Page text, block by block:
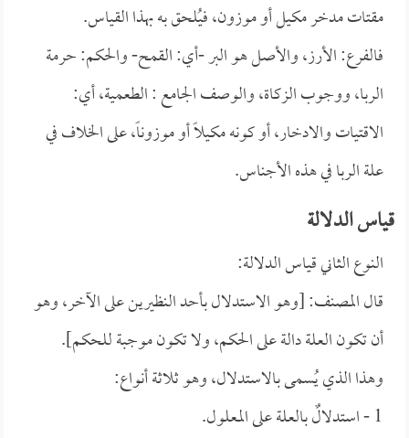
مقتات مدخر مكيل أو موزون، فيُلحق به بهذا القياس.
فالفرع: الأرز، والأصل هو البر -أي: القمح- والحكم: حرمة
الربا، ووجوب الزكاة، والوصف الجامع : الطعمية، أي:
الاقتيات والادخار، أو كونه مكيلاً أو موزوناً، على الخلاف في
علة الربا في هذه الأجناس.
قياس الدلالة
النوع الثاني قياس الدلالة:
قال المصنف: [وهو الاستدلال بأحد النظيرين على الآخر، وهو
أن تكون العلة دالة على الحكم، ولا تكون موجبة للحكم].
وهذا الذي يُسمى بالاستدلال، وهو ثلاثة أنواع:
1 - استدلالٌ بالعلة على المعلول.